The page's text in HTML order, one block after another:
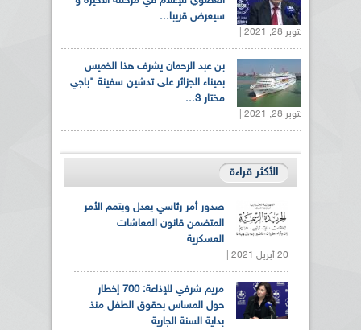
سيعرض قريبا...
أكتوبر 28, 2021 |
بن عبد الرحمان يشرف هذا الخميس
بميناء الجزائر على تدشين سفينة "باجي
مختار 3...
أكتوبر 28, 2021 |
الأكثر قراءة
صدور أمر رئاسي يعدل ويتمم الأمر
المتضمن قانون المعاشات
العسكرية
20 أبريل 2021 |
مريم شرفي للإذاعة: 700 إخطار
حول المساس بحقوق الطفل منذ
بداية السنة الجارية